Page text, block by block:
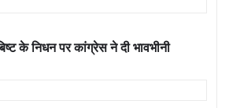
के निधन पर कांग्रेस ने दी भावभीनी